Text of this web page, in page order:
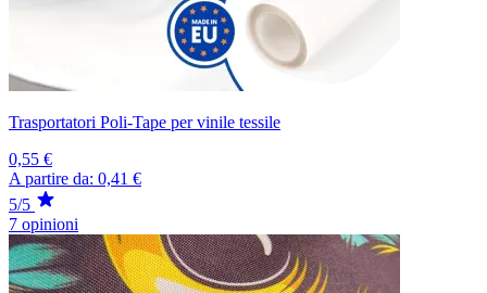
Trasportatori Poli-Tape per vinile tessile
0,55 €
A partire da: 0,41 €
5/5
7 opinioni